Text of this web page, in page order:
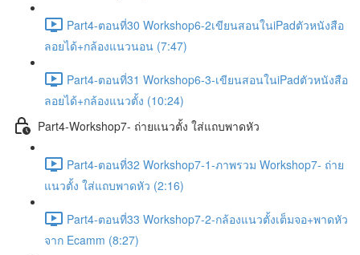
Part4-ตอนที่30 Workshop6-2เขียนสอนในiPadตัวหนังสือ
ลอยได้+กล้องแนวนอน (7:47)
Part4-ตอนที่31 Workshop6-3-เขียนสอนในiPadตัวหนังสือ
ลอยได้+กล้องแนวตั้ง (10:24)
Part4-Workshop7- ถ่ายแนวตั้ง ใส่แถบพาดหัว
Part4-ตอนที่32 Workshop7-1-ภาพรวม Workshop7- ถ่าย
แนวตั้ง ใส่แถบพาดหัว (2:16)
Part4-ตอนที่33 Workshop7-2-กล้องแนวตั้งเต็มจอ+พาดหัว
จาก Ecamm (8:27)